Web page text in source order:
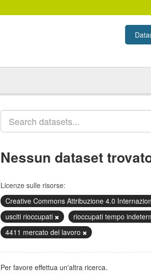
Nessun dataset
Licenze sulle risorse:
Creative Commons Attribuzione 4.0
usciti rioccupati
rioccupati tempo
4411 mercato del lavoro
Per favore effettua un'altra ricerca.